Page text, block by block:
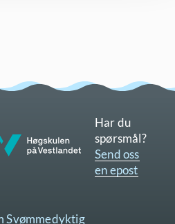
Har du
spørsmål?
Send oss
en epost
Svømmedyktig